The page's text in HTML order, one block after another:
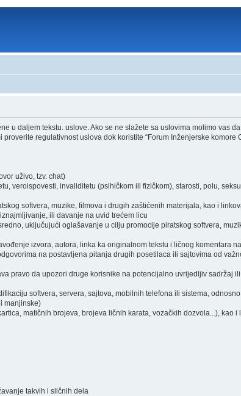
u daljem tekstu. uslove. Ako se ne slažete sa uslovima molimo vas
regulativnost uslova dok koristite “Forum Inženjerske
uživo, tzv. chat)
veroispovesti, invaliditetu (psihičkom ili fizičkom), starosti, polu,
softvera, muzike, filmova i drugih zaštićenih materijala, kao i
ili davanje na uvid trećem licu
uključujući oglašavanje u cilju promocije piratskog softvera,
izvora, autora, linka ka originalnom tekstu i ličnog komentara
na postavljena pitanja drugih posetilaca ili sajtovima od
pravo da upozori druge korisnike na potencijalno uvrijedljiv sadržaj
softvera, servera, sajtova, mobilnih telefona ili sistema,
manjinske)
matičnih brojeva, brojeva ličnih karata, vozačkih dozvola...),
takvih i sličnih dela